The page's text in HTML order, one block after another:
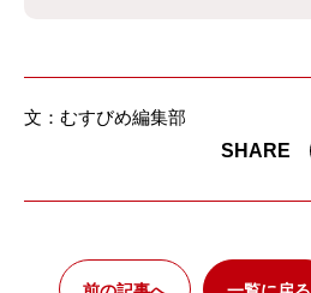
文：むすびめ編集部
SHARE